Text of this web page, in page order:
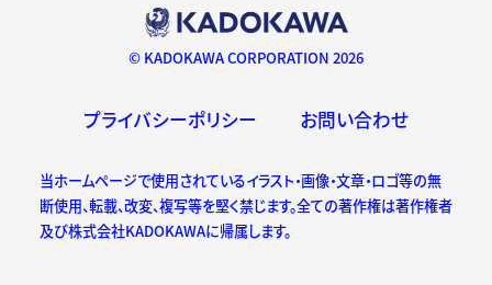
© KADOKAWA CORPORATION 2026
プライバシーポリシー お問い合わせ
当ホームページで使用されているイラスト・画像・文章・ロゴ等の無
断使用、転載、改変、複写等を堅く禁じます。全ての著作権は著作権者
及び株式会社KADOKAWAに帰属します。